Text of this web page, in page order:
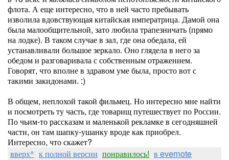
флота. А еще интересно, что в ней часто пребывать
изволила вдовствующая китайская императрица. Дамой она
была малообщительной, зато любила трапезничать (прямо
на лодке). В таком случае в зал, где она обедала, ей
устанавливали большое зеркало. Оно глядела в него за
обедом и разговаривала с собственным отражением.
Говорят, что вполне в здравом уме была, просто вот с
такими закидонами. :)
В общем, неплохой такой фильмец. Но интересно мне найти
и посмотреть ту часть, где товарищ путешествует по России.
По чьим-то рассказам и маленькой рекламке в сегодняшней
части, он там шапку-ушанку вроде как приобрел.
Интересно, что скажет?
вверх^ к полной версии понравилось! в evernote